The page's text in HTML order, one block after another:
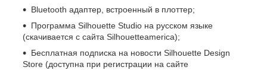
Bluetooth адаптер, встроенный в плоттер;
Программа Silhouette Studio на русском языке
(скачивается с сайта Silhouetteamerica);
Бесплатная подписка на новости Silhouette Design
Store (доступна при регистрации на сайте